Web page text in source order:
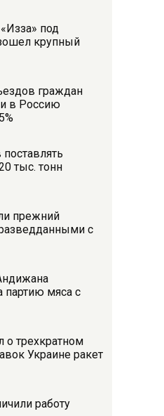
под
крупный
граждан
в Россию
тыс. тонн
прежний
с
партию мяса с
о трехкратном
Украине ракет
работу